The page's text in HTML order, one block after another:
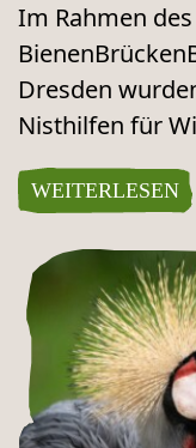
Im Rahmen
Dresden
Nisthilfen für
WEITERLESEN